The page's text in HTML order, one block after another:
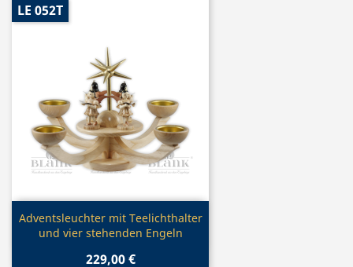
Vorschau
Adventsleuchter mit Teelichthalter
und vier stehenden Engeln
229,00 €
LE 052T